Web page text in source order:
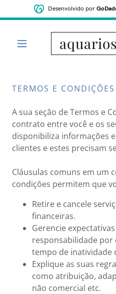
Desenvolvido por
TERMOS E CONDIÇÕES
A sua seção de Termos e
contrato entre você e os
disponibiliza informações
clientes e estes precisam
Cláusulas comuns em um
condições permitem que
Retire e cancele
financeiras.
Gerencie
responsabilidade
tempo de inatividade
Explique as suas
como atribuição,
não comercial etc.